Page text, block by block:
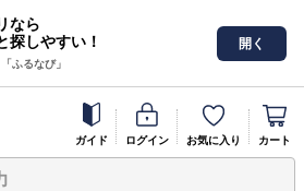
なら
探しやすい！
ふるなび」
開く
ガイド ログイン お気に入り カート